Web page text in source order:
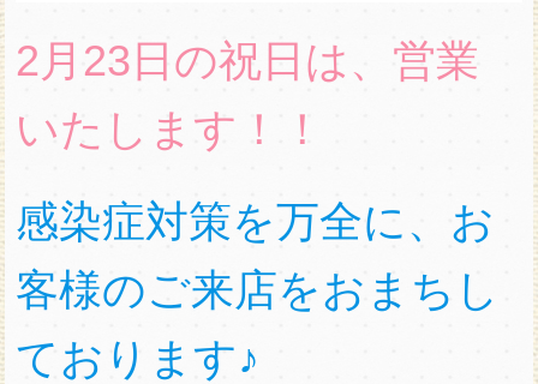
2月23日の祝日は、営業
いたします！！
感染症対策を万全に、お
客様のご来店をおまちし
ております♪